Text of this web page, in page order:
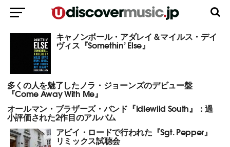
キャノンボール・アダレイ＆マイルス・デイ
ヴィス『Somethin’ Else』
多くの人を魅了したノラ・ジョーンズのデビュー盤
『Come Away With Me』
オールマン・ブラザーズ・バンド『Idlewild South』：過
小評価された2作目のアルバム
アビイ・ロードで行われた『Sgt. Pepper』
リミックス試聴会